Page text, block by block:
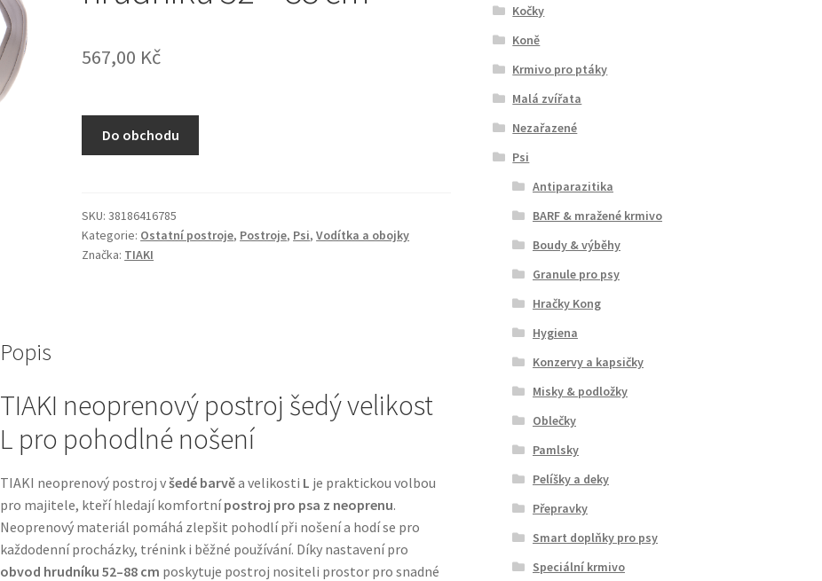
567,00 Kč
Do obchodu
SKU:38186416785
Kategorie: Ostatní postroje, Postroje, Psi,Vodítka a obojky
Značka: TIAKI
Popis
TIAKI neoprenový postroj šedý velikost
L pro pohodlné nošení
TIAKI neoprenový postroj všedé barvěa velikosti L je praktickou volbou
pro majitele, kteří hledají komfortnípostroj pro psa z neoprenu.
Neoprenový materiál pomáhá zlepšit pohodlí při nošení a hodí se pro
každodenní procházky, trénink i běžné používání. Díky nastavení pro
obvod hrudníku 52–88 cm poskytuje postroj nositeli prostor pro snadné
Kočky
Koně
Krmivo pro ptáky
Malá zvířata
Nezařazené
Psi
Antiparazitika
BARF & mražené krmivo
Boudy & výběhy
Granule pro psy
Hračky Kong
Hygiena
Konzervy a kapsičky
Misky & podložky
Oblečky
Pamlsky
Pelíšky a deky
Přepravky
Smart doplňky pro psy
Speciální krmivo